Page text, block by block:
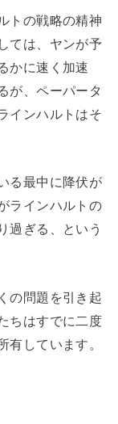
トの戦略の精神
ては、ヤンが予
かに速く加速
が、ペーパータ
インハルトはそ
る最中に降伏が
ラインハルトの
過ぎる、という
の問題を引き起
ちはすでに二度
しています。